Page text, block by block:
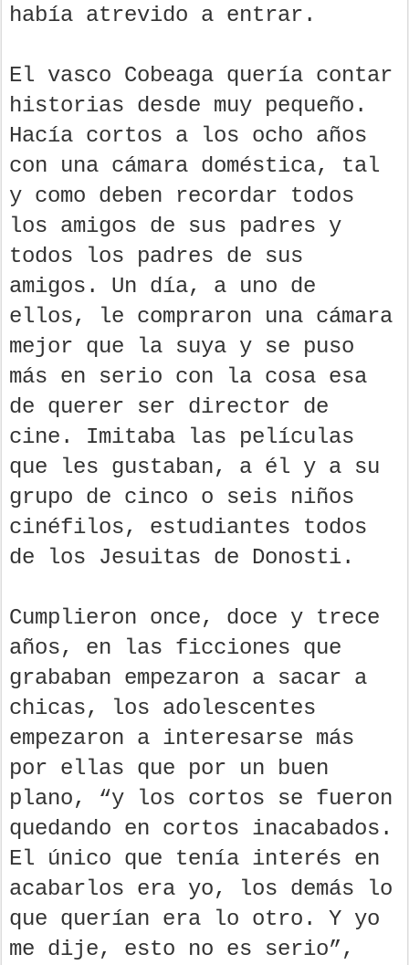
había atrevido a entrar.
El vasco Cobeaga quería contar
historias desde muy pequeño.
Hacía cortos a los ocho años
con una cámara doméstica, tal
y como deben recordar todos
los amigos de sus padres y
todos los padres de sus
amigos. Un día, a uno de
ellos, le compraron una cámara
mejor que la suya y se puso
más en serio con la cosa esa
de querer ser director de
cine. Imitaba las películas
que les gustaban, a él y a su
grupo de cinco o seis niños
cinéfilos, estudiantes todos
de los Jesuitas de Donosti.
Cumplieron once, doce y trece
años, en las ficciones que
grababan empezaron a sacar a
chicas, los adolescentes
empezaron a interesarse más
por ellas que por un buen
plano, “y los cortos se fueron
quedando en cortos inacabados.
El único que tenía interés en
acabarlos era yo, los demás lo
que querían era lo otro. Y yo
me dije, esto no es serio”,